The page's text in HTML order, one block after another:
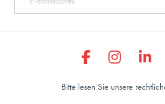
Bitte lesen Sie unsere